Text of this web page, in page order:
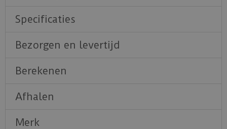
Specificaties
Bezorgen en levertijd
Berekenen
Afhalen
Merk